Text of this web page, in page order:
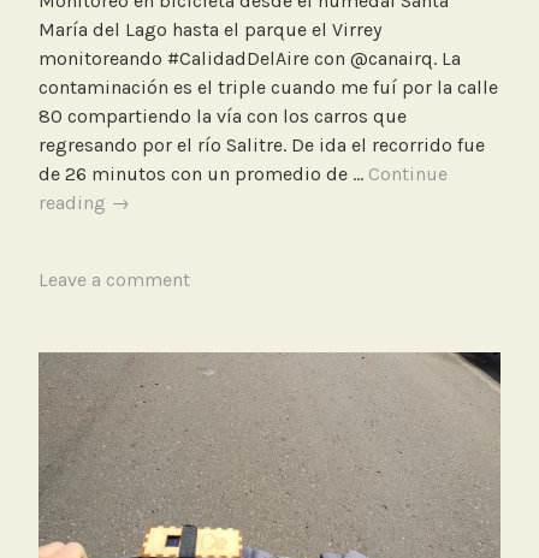
o
r
r
u
t
a
s
María del Lago hasta el parque el Virrey
monitoreando #CalidadDelAire con @canairq. La
contaminación es el triple cuando me fuí por la calle
80 compartiendo la vía con los carros que
regresando por el río Salitre. De ida el recorrido fue
de 26 minutos con un promedio de … Continue
reading Monitoreo
ida
→
T
g
e
d
B
i
c
i
Leave a comment